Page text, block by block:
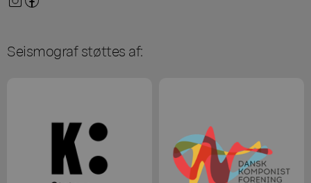
Seismograf støttes af: